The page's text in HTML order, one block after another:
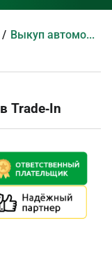
Выкуп автомобилей Tramontana
Trade‑In